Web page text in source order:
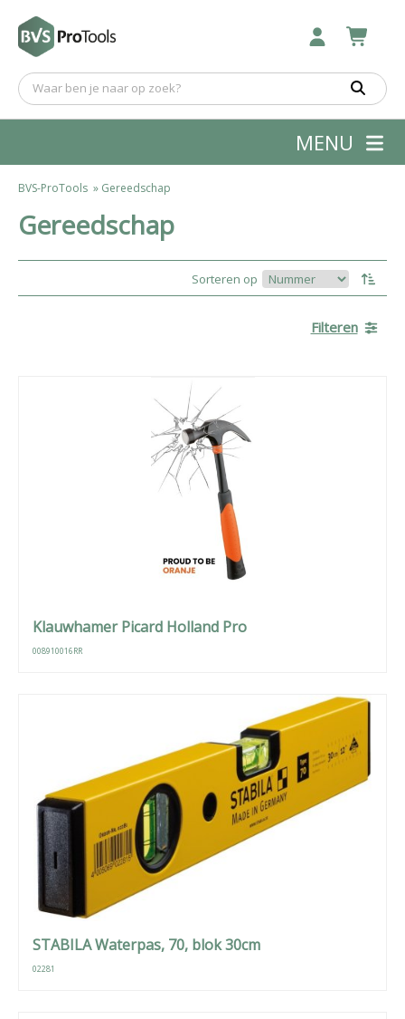
MENU
BVS-ProTools » Gereedschap
Gereedschap
Sorteren op
Filteren
Klauwhamer Picard Holland Pro
008910016RR
STABILA Waterpas, 70, blok 30cm
02281